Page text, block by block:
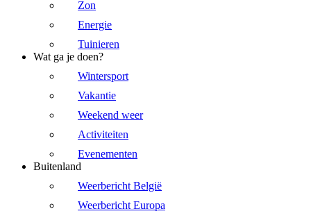
Zon
Energie
Tuinieren
Wat ga je doen?
Wintersport
Vakantie
Weekend weer
Activiteiten
Evenementen
Buitenland
Weerbericht België
Weerbericht Europa